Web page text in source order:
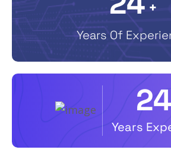
+
Years Of
25
Years